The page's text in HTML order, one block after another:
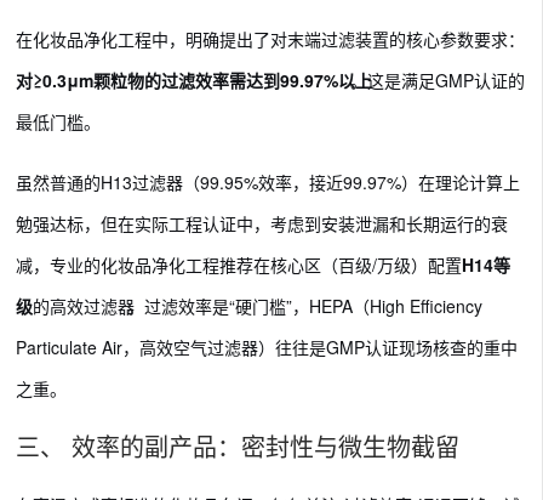
在化妆品净化工程中，明确提出了对末端过滤装置的核心参数要求：
对≥0.3μm颗粒物的过滤效率需达到99.97%以上。这是满足GMP认证的
最低门槛。
虽然普通的H13过滤器（99.95%效率，接近99.97%）在理论计算上
勉强达标，但在实际工程认证中，考虑到安装泄漏和长期运行的衰
减，专业的化妆品净化工程推荐在核心区（百级/万级）配置H14等
级的高效过滤器。过滤效率是“硬门槛”，HEPA（High Efficiency
Particulate Air，高效空气过滤器）往往是GMP认证现场核查的重中
之重。
三、 效率的副产品：密封性与微生物截留